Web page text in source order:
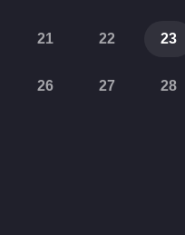
21 22 23
26 27 28